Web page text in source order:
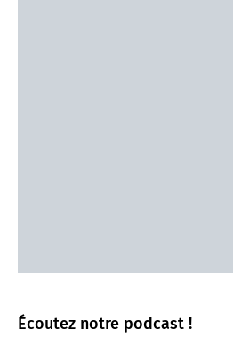
Écoutez notre podcast !